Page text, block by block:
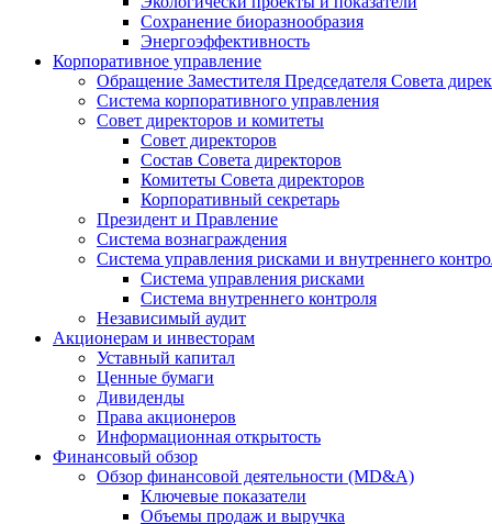
Сохранение биоразнообразия
Энергоэффективность
Корпоративное управление
Обращение Заместителя Председателя Совета
Система корпоративного управления
Совет директоров и комитеты
Совет директоров
Состав Совета директоров
Комитеты Совета директоров
Корпоративный секретарь
Президент и Правление
Система вознаграждения
Система управления рисками и внутреннего
Система управления рисками
Система внутреннего контроля
Независимый аудит
Акционерам и инвесторам
Уставный капитал
Ценные бумаги
Дивиденды
Права акционеров
Информационная открытость
Финансовый обзор
Обзор финансовой деятельности (MD&A)
Ключевые показатели
Объемы продаж и выручка